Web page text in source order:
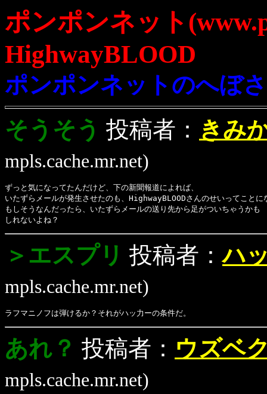
ポンポンネット
HighwayBLOOD
ポンポンネットのへぼ
そうそう 投稿者： きみ
mpls.cache.mr.net)
ずっと気になってたんだけど、下の新聞報道によれば、
いたずらメールが発生させたのも、HighwayBLOODさんのせいってことに
もしそうなんだったら、いたずらメールの送り先から足がついちゃうかも
しれないよね？
＞エスプリ 投稿者：ハ
mpls.cache.mr.net)
ラフマニノフは弾けるか？それがハッ力ーの条件だ。
あれ？ 投稿者： ウズベ
mpls.cache.mr.net)